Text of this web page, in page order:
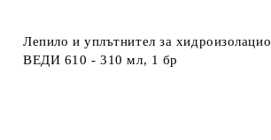
Лепило и уплътнител за
ВЕДИ 610 - 310 мл, 1 бр